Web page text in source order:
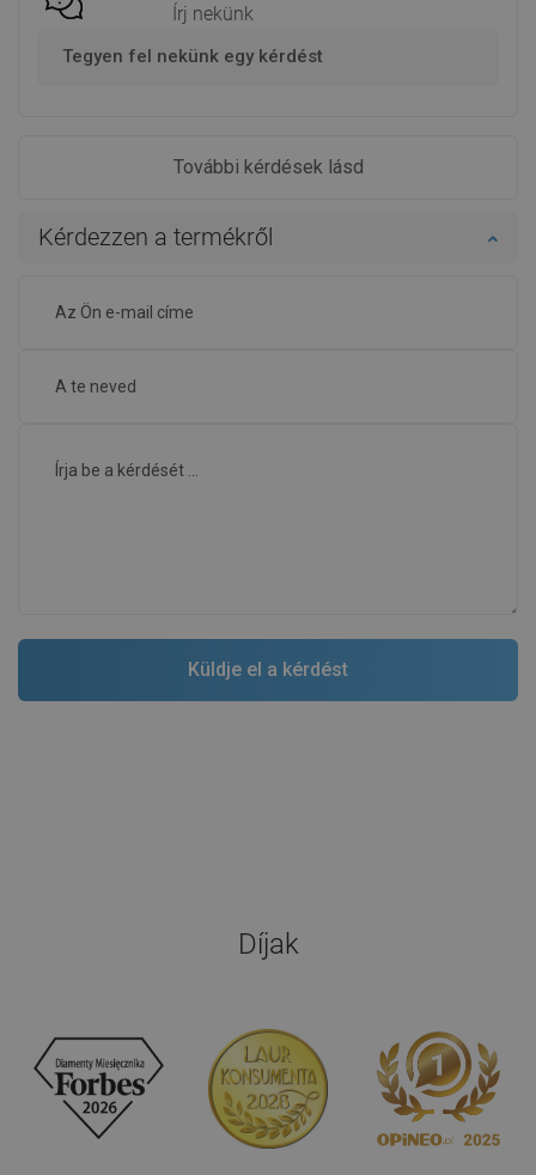
Írj nekünk
Tegyen fel nekünk egy kérdést
További kérdések lásd
Kérdezzen a termékről
Díjak